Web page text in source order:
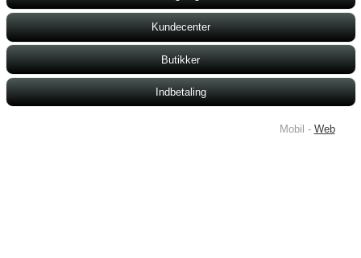
Kundecenter
Butikker
Indbetaling
Mobil - Web